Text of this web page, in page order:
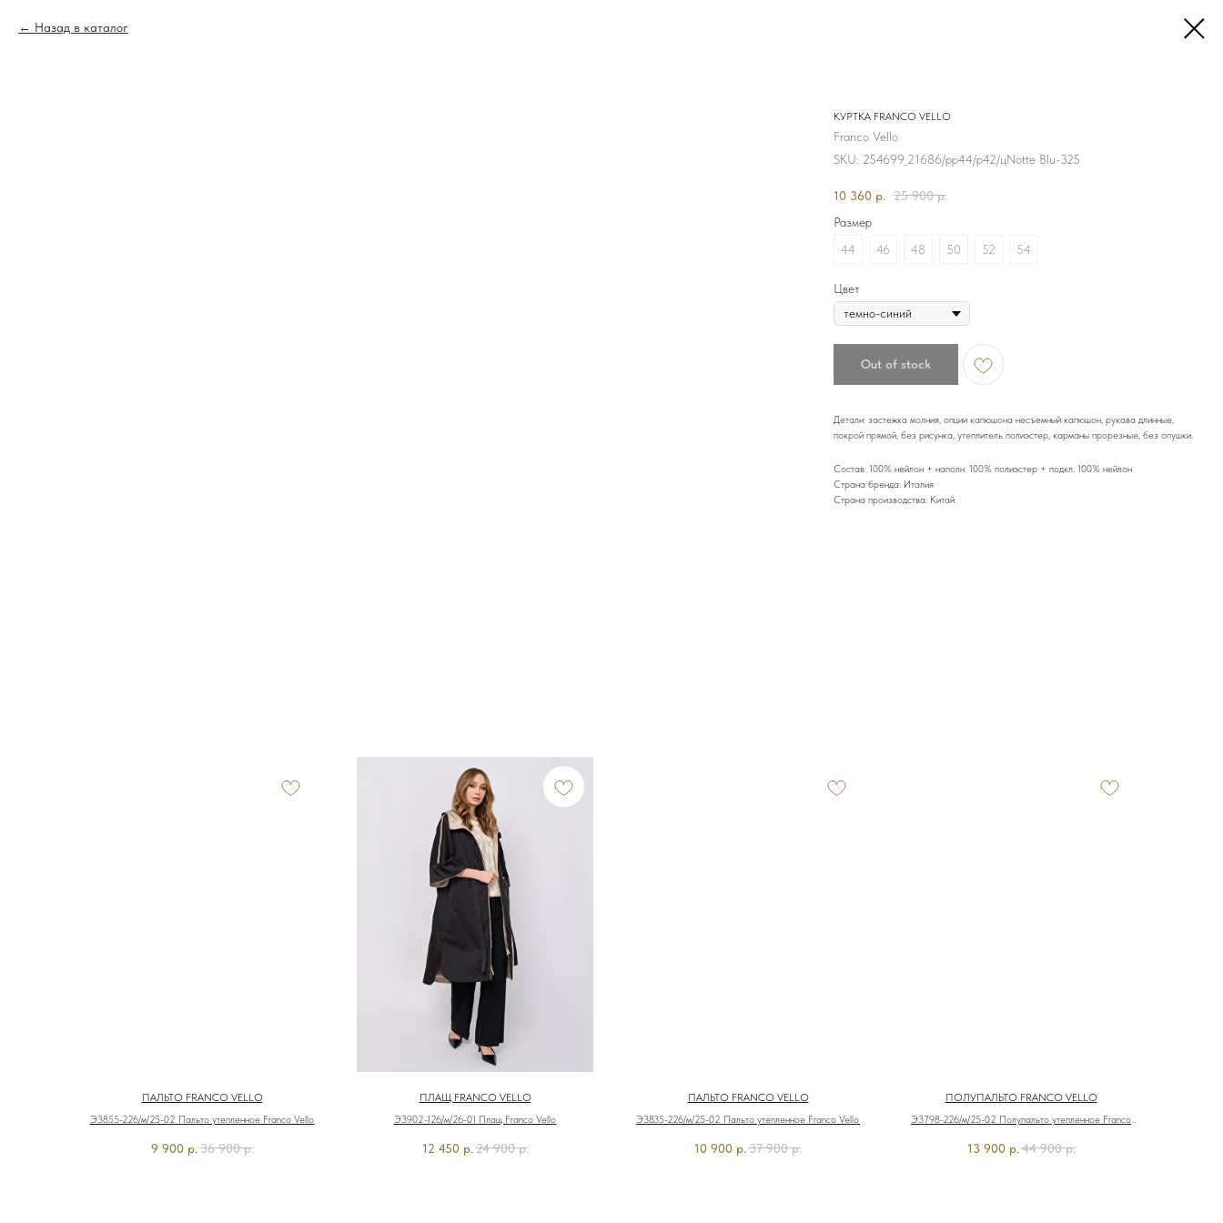
Назад в каталог
КУРТКА FRANCO VELLO
Franco Vello
SKU: 254699_21686/рр44/р42/цNotte Blu-325
10 360 р. 25 900 р.
Размер
44
46 48 50 52 54
Цвет
Out of stock
Детали: застежка молния, опции капюшона несъемный капюшон, рукава длинные,
покрой прямой, без рисунка, утеплитель полиэстер, карманы прорезные, без опушки.
Состав: 100% нейлон + наполн. 100% полиэстер + подкл. 100% нейлон
Страна бренда: Италия
Страна производства: Китай
ПАЛЬТО FRANCO VELLO
Э3855-226/м/25-02 Пальто утепленное Franco Vello
9 900 р.36 900 р.
ПЛАЩ FRANCO VELLO
Э3902-126/м/26-01 Плащ Franco Vello
12 450 р.24 900 р.
ПАЛЬТО FRANCO VELLO
Э3835-226/м/25-02 Пальто утепленное Franco Vello
10 900 р.37 900 р.
ПОЛУПАЛЬТО FRANCO VELLO
Э3798-226/м/25-02 Полупальто утепленное Franco
13 900 р.44 900 р.